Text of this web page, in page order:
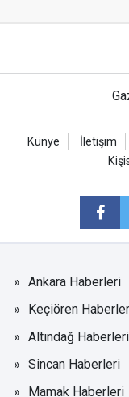
Künye İletişim
Ankara Haberleri
Keçiören
Altındağ Haberleri
Sincan Haberleri
Mamak Haberleri